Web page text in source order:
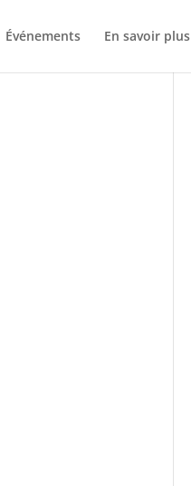
Événements En savoir plus